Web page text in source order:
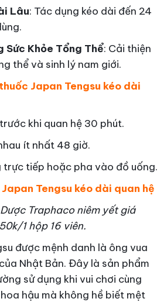
Lâu: Tác dụng kéo dài đến 24
Sức Khỏe Tổng Thể: Cải thiện
thể và sinh lý nam giới.
Japan Tengsu kéo dài
khi quan hệ 30 phút.
ít nhất 48 giờ.
trực tiếp hoặc pha vào đồ uống.
Tengsu kéo dài quan hệ
Dược Traphaconiêm yết giá
1 hộp 16 viên.
được mệnh danh là ông vua
Nhật Bản. Đây là sản phẩm
sử dụng khi vui chơi cùng
hậu mà không hề biết mệt